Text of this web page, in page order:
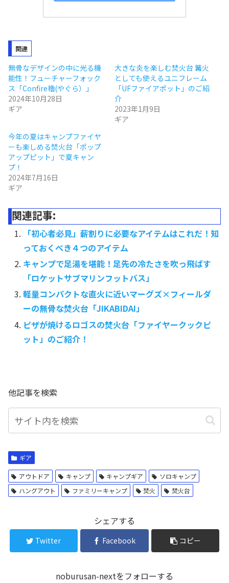
関連
無骨なデザインの中に光る機
能性！フューチャーフォック
ス「Confire櫓(やぐら）」
2024年10月28日
ギア
大きな炎を楽しむ焚火台 篝火
としても使えるユニフレーム
「UFファイアポット」のご紹
介
2023年1月9日
ギア
今年の夏はキャンプファイヤ
ーも楽しめる焚火台「ポップ
アップピット」で夏キャン
プ！
2024年7月16日
ギア
関連記事:
「初心者必見」薪割りに必要なアイテムはこれだ！知
っておくべき４つのアイテム
キャンプで足湯を堪能！足先の冷たさを吹っ飛ばす
「ロケットサブマリンフットバス」
軽量コンパクトな直火に近いマーグズ×フィールダ
ーの無骨な焚火台「JIKABIDAI」
ピザが焼けるロゴスの焚火台「ファイヤークックピ
ット」のご紹介！
他記事を検索
ギア
アウトドア キャンプ キャンプギア
ソロキャンプ
ハングアウト
ファミリーキャンプ 焚火 焚火台
シェアする
Twitter Facebook コピー
noburusan-nextをフォローする